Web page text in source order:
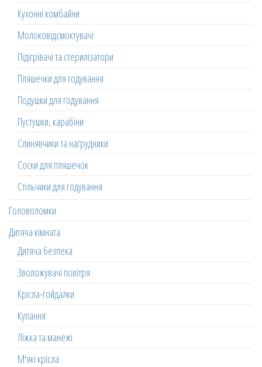
Кухонні комбайни
Молоковідсмоктувачі
Підігрівачі та стерилізатори
Пляшечки для годування
Подушки для годування
Пустушки, карабіни
Слинявчики та нагрудники
Соски для пляшечок
Стільчики для годування
Головоломки
Дитяча кімната
Дитяча безпека
Зволожувачі повітря
Крісла-гойдалки
Купання
Ліжка та манежі
М'які крісла